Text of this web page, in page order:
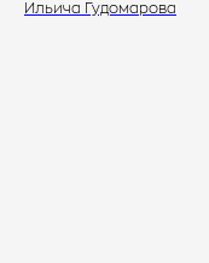
Ильича Гудомарова